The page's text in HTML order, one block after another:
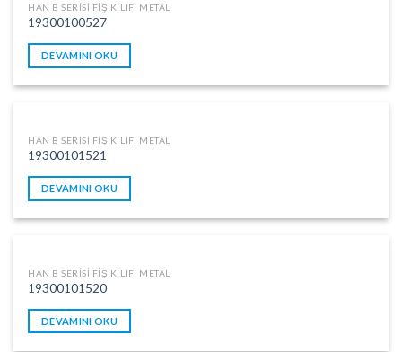
HAN B SERISI FIŞ KILIFI METAL
19300100527
DEVAMINI OKU
HAN B SERISI FIŞ KILIFI METAL
19300101521
DEVAMINI OKU
HAN B SERISI FIŞ KILIFI METAL
19300101520
DEVAMINI OKU